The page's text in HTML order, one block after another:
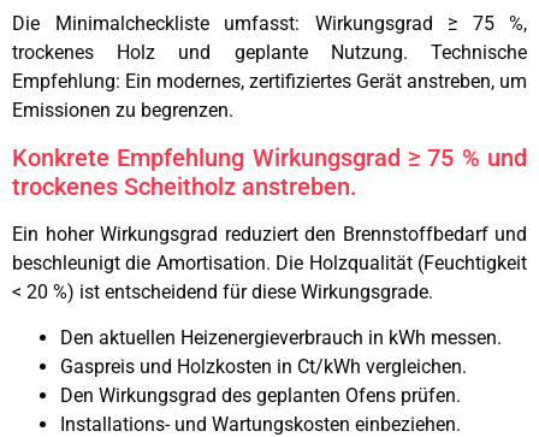
Die Minimalcheckliste umfasst: Wirkungsgrad ≥ 75 %,
trockenes Holz und geplante Nutzung. Technische
Empfehlung: Ein modernes, zertifiziertes Gerät anstreben, um
Emissionen zu begrenzen.
Konkrete Empfehlung Wirkungsgrad ≥ 75 % und
trockenes Scheitholz anstreben.
Ein hoher Wirkungsgrad reduziert den Brennstoffbedarf und
beschleunigt die Amortisation. Die Holzqualität (Feuchtigkeit
< 20 %) ist entscheidend für diese Wirkungsgrade.
Den aktuellen Heizenergieverbrauch in kWh messen.
Gaspreis und Holzkosten in Ct/kWh vergleichen.
Den Wirkungsgrad des geplanten Ofens prüfen.
Installations- und Wartungskosten einbeziehen.